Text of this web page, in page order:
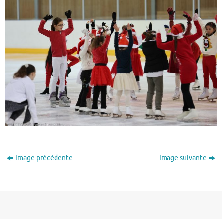
Image précédente Image suivante